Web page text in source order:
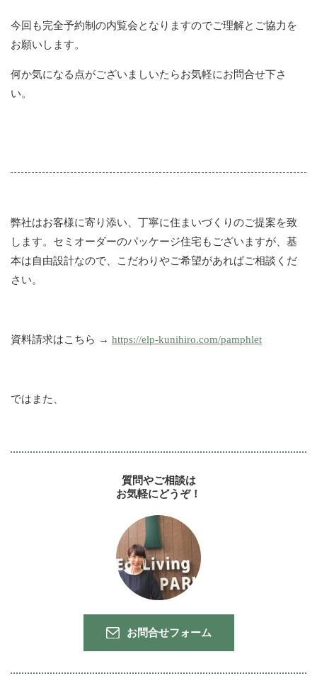
今回も完全予約制の内覧会となりますのでご理解とご協力を
お願いします。
何か気になる点がございましいたらお気軽にお問合せ下さ
い。
弊社はお客様に寄り添い、丁寧に住まいづくりのご提案を致
します。セミオーダーのパッケージ住宅もございますが、基
本は自由設計なので、こだわりやご希望があればご相談くだ
さい。
資料請求はこちら → https://elp-kunihiro.com/pamphlet
ではまた、
質問やご相談は
お気軽にどうぞ！
お問合せフォーム